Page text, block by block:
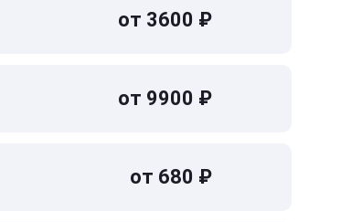
от 3600 ₽
от 9900 ₽
от 680 ₽